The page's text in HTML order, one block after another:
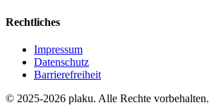
Rechtliches
Impressum
Datenschutz
Barrierefreiheit
© 2025-2026 plaku. Alle Rechte vorbehalten.